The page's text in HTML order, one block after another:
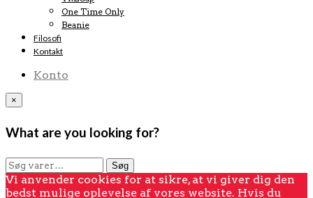
One Time Only
Beanie
Filosofi
Kontakt
Konto
×
What are you looking for?
Søg
efter:
Søg
Vi anvender cookies for at sikre, at vi giver dig den
bedst mulige oplevelse af vores website. Hvis du